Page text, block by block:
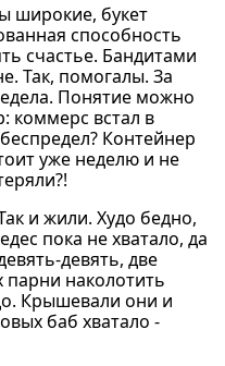
широкие, букет
способность
счастье. Бандитами
Так, помогалы. За
Понятие можно
коммерс встал в
Контейнер
уже неделю и не
и жили. Худо бедно,
пока не хватало, да
девять, две
парни наколотить
Крышевали они и
баб хватало -